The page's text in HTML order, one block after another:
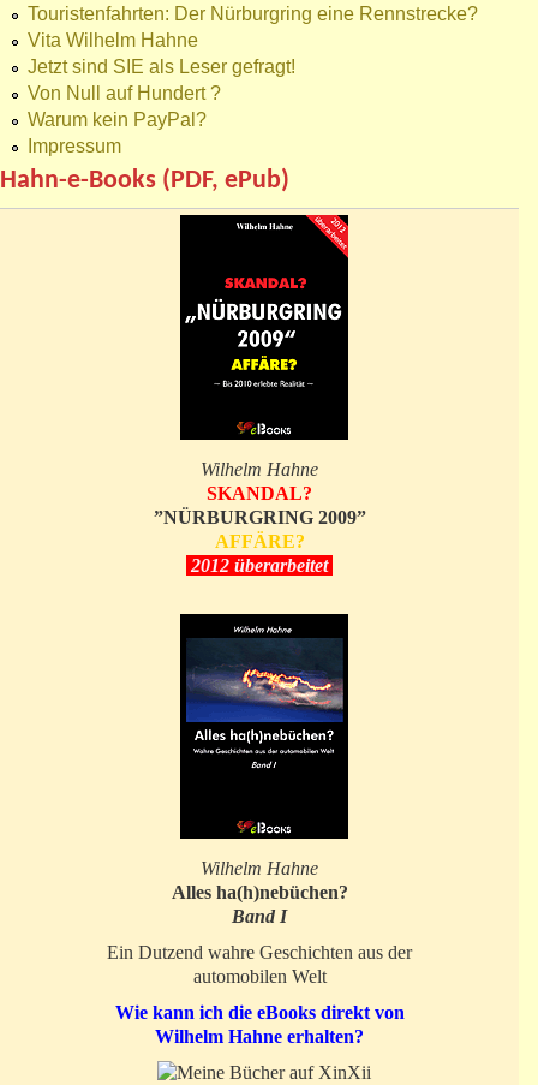
Touristenfahrten: Der Nürburgring eine Rennstrecke?
Vita Wilhelm Hahne
Jetzt sind SIE als Leser gefragt!
Von Null auf Hundert ?
Warum kein PayPal?
Impressum
Hahn-e-Books (PDF, ePub)
Wilhelm Hahne
SKANDAL?
”NÜRBURGRING 2009”
AFFÄRE?
2012 überarbeitet
Wilhelm Hahne
Alles ha(h)nebüchen?
Band I
Ein Dutzend wahre Geschichten aus der
automobilen Welt
Wie kann ich die eBooks direkt von
Wilhelm Hahne erhalten?